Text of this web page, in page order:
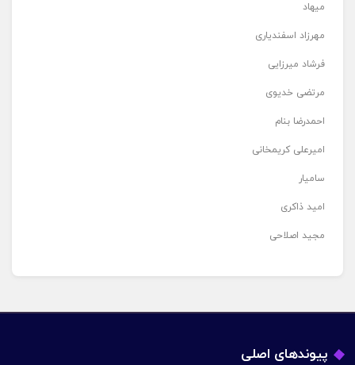
میهاد
مهرزاد اسفندیاری
فرشاد میرزایی
مرتضی خدیوی
احمدرضا بنام
امیرعلی کریمخانی
سامیار
امید ذاکری
مجید اصلاحی
پیوندهای اصلی